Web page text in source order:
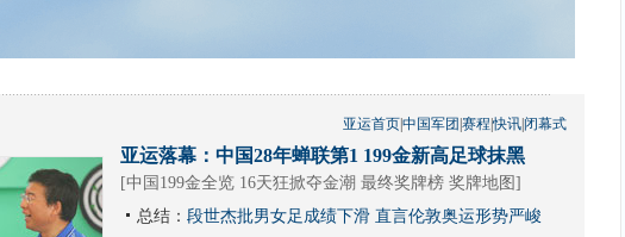
亚运首页|中国军团 赛程|快讯|闭幕式
亚运落幕：中国28年蝉联第1 199金新高足球抹黑
[中国199金全览 16天狂掀夺金潮 最终奖牌榜 奖牌地图 ]
总结： 段世杰批男女足成绩下滑 直言伦敦奥运形势严峻